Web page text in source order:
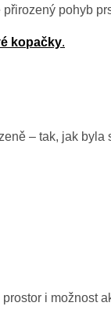
pohyb
kopačky.
– tak, jak byla
i možnost